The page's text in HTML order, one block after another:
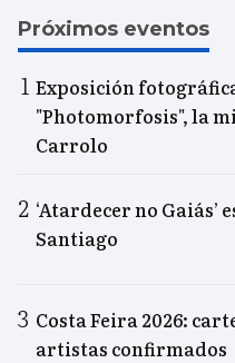
Próximos eventos
Exposición
"Photomorfosis", la
Carrolo
‘Atardecer no Gaiás’
Santiago
Costa Feira 2026:
artistas confirmados